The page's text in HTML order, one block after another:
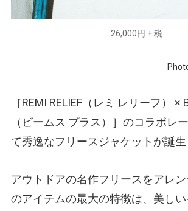
26,000円 + 税
［REMI RELIEF （レミ レリーフ）
×
（ビームス プラス） ］のコラボレ
て秀逸なフリースジャケットが誕生
アウトドアの名作フリースをアレ
のアイテムの最大の特徴は、美し